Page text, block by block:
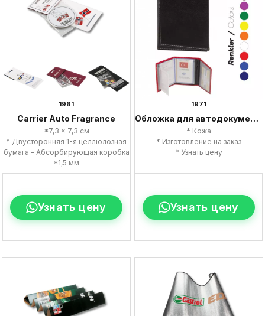
1961
Carrier Auto Fragrance
*7,3 x 7,3 см
* Двусторонняя 1-я целлюлозная
бумага - Абсорбирующая коробка
*1,5 мм
Узнать цену
1971
Обложка для автодокументов
* Кожа
* Изготовление на заказ
* Узнать цену
Узнать цену